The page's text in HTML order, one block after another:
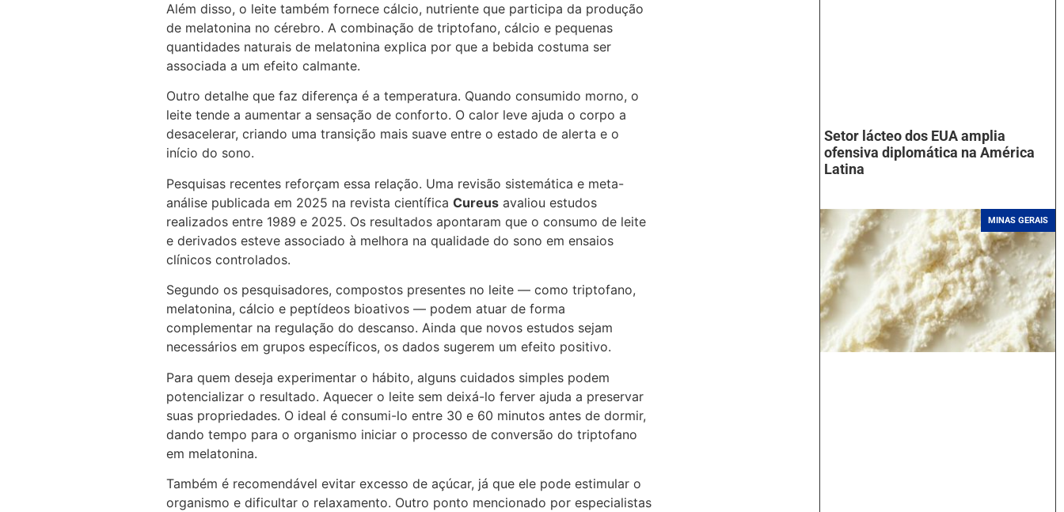
Além disso, o leite também fornece cálcio, nutriente que participa da produção
de melatonina no cérebro. A combinação de triptofano, cálcio e pequenas
quantidades naturais de melatonina explica por que a bebida costuma ser
associada a um efeito calmante.
Outro detalhe que faz diferença é a temperatura. Quando consumido morno, o
leite tende a aumentar a sensação de conforto. O calor leve ajuda o corpo a
desacelerar, criando uma transição mais suave entre o estado de alerta e o
início do sono.
Pesquisas recentes reforçam essa relação. Uma revisão sistemática e meta-
análise publicada em 2025 na revista científica Cureus avaliou estudos
realizados entre 1989 e 2025. Os resultados apontaram que o consumo de leite
e derivados esteve associado à melhora na qualidade do sono em ensaios
clínicos controlados.
Segundo os pesquisadores, compostos presentes no leite — como triptofano,
melatonina, cálcio e peptídeos bioativos — podem atuar de forma
complementar na regulação do descanso. Ainda que novos estudos sejam
necessários em grupos específicos, os dados sugerem um efeito positivo.
Para quem deseja experimentar o hábito, alguns cuidados simples podem
potencializar o resultado. Aquecer o leite sem deixá-lo ferver ajuda a preservar
suas propriedades. O ideal é consumi-lo entre 30 e 60 minutos antes de dormir,
dando tempo para o organismo iniciar o processo de conversão do triptofano
em melatonina.
Também é recomendável evitar excesso de açúcar, já que ele pode estimular o
organismo e dificultar o relaxamento. Outro ponto mencionado por especialistas
Setor lácteo dos EUA amplia
ofensiva diplomática na América
Latina
MINAS GERAIS